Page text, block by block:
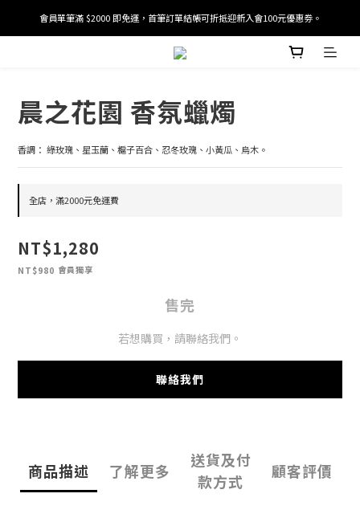
加入/驗證會員並綁定電話號碼，即可獲得百元購物金2張。
會員單筆滿 $2000 即免運，首筆訂單結帳可折抵迎新入會100元優惠劵。
加入/驗證會員並綁定電話號碼，即可獲得百元購物金2張。
晨之花園 香氛蠟燭
香調： 綠玫瑰、星玉蘭、槴子百合、忍冬玫瑰、小黃瓜、烏木。
全店，滿2000元免運費
NT$1,280
NT$980 會員獨享
售完
若想購買，請聯絡我們。
聯絡我們
商品描述 了解更多
送貨及付
款方式
顧客評價